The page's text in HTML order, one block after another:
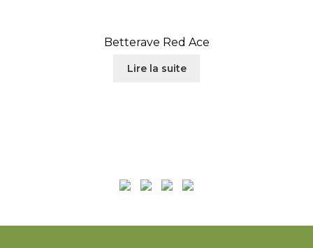
Betterave Red Ace
Lire la suite